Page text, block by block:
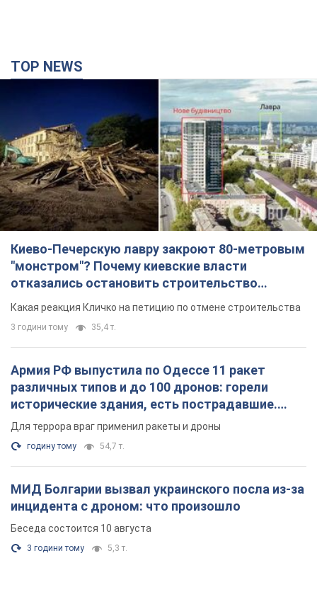
TOP NEWS
Киево-Печерскую лавру закроют 80-метровым
"монстром"? Почему киевские власти
отказались остановить строительство
небоскреба "московского верующего"
Какая реакция Кличко на петицию по отмене строительства
3 години тому 35,4 т.
Армия РФ выпустила по Одессе 11 ракет
различных типов и до 100 дронов: горели
исторические здания, есть пострадавшие.
Фото и видео
Для террора враг применил ракеты и дроны
годину тому 54,7 т.
МИД Болгарии вызвал украинского посла из-за
инцидента с дроном: что произошло
Беседа состоится 10 августа
3 години тому 5,3 т.